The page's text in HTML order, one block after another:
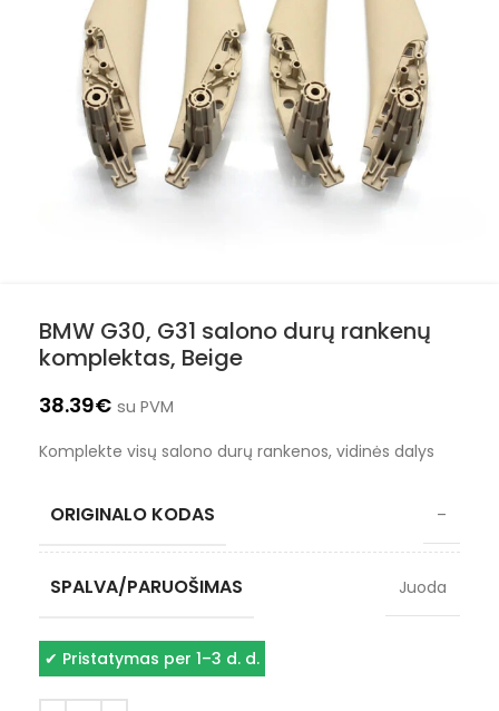
BMW G30, G31 salono durų rankenų
komplektas, Beige
38.39€ su PVM
Komplekte visų salono durų rankenos, vidinės dalys
ORIGINALO KODAS –
SPALVA/PARUOŠIMAS Juoda
✔ Pristatymas per 1–3 d. d.